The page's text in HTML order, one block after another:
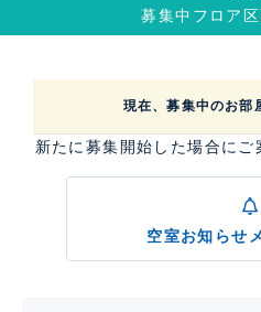
募集中フロア
現在、募集中のお部
新たに募集開始した場合にご
空室お知らせ